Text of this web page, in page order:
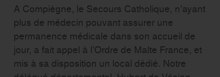
A Compiègne, le Secours Catholique, n’ayant
plus de médecin pouvant assurer une
permanence médicale dans son accueil de
jour, a fait appel à l’Ordre de Malte France, et
mis à sa disposition un local dédié. Notre